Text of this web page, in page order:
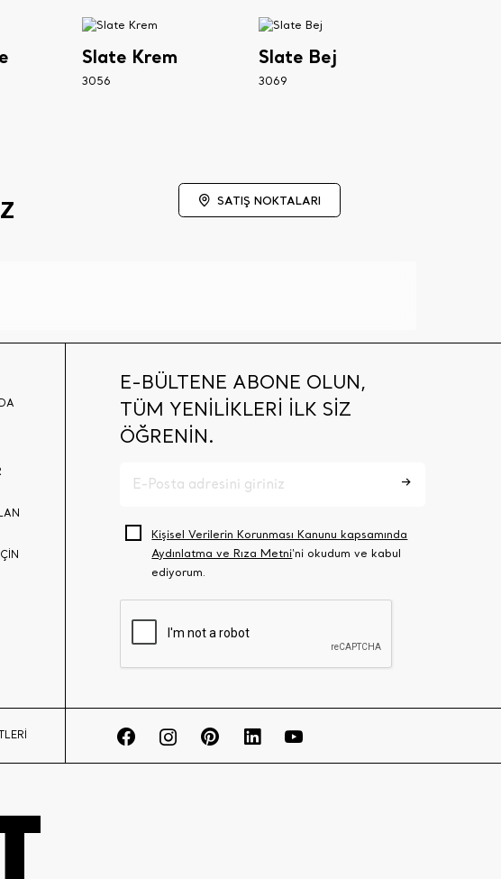
Slate Krem
3056
Slate Bej
3069
SATIŞ NOKTALARI
E-BÜLTENE ABONE OLUN,
TÜM YENİLİKLERİ İLK SİZ
ÖĞRENİN.
Kişisel Verilerin Korunması Kanunu kapsamında
Aydınlatma ve Rıza Metni‘ni okudum ve kabul
ediyorum.